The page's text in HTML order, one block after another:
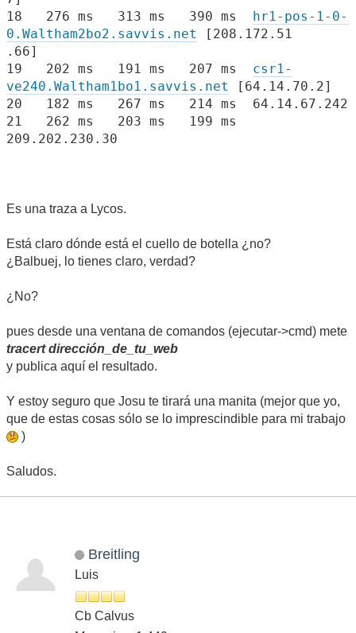
18 276 ms 313 ms 390 ms hr1-pos-1-0-
0.Waltham2bo2.savvis.net
[208.172.51
.66]
19 202 ms 191 ms 207 ms csr1-
ve240.Waltham1bo1.savvis.net
[64.14.70.2]
20 182 ms 267 ms 214 ms 64.14.67.242
21 262 ms 203 ms 199 ms
209.202.230.30
Es una traza a Lycos.
Está claro dónde está el cuello de botella ¿no?
¿Balbuej, lo tienes claro, verdad?
¿No?
pues desde una ventana de comandos (ejecutar->cmd) mete
tracert dirección_de_tu_web
y publica aquí el resultado.
Y estoy seguro que Josu te tirará una manita (mejor que yo,
que de estas cosas sólo se lo imprescindible para mi trabajo
)
Saludos.
Breitling
Luis
Cb Calvus